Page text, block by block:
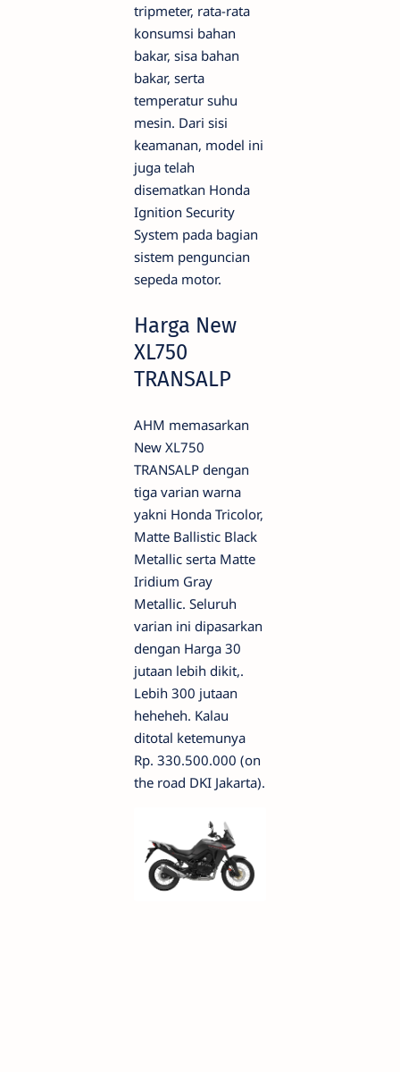
tripmeter, rata-rata
konsumsi bahan
bakar, sisa bahan
bakar, serta
temperatur suhu
mesin. Dari sisi
keamanan, model ini
juga telah
disematkan Honda
Ignition Security
System pada bagian
sistem penguncian
sepeda motor.
Harga New
XL750
TRANSALP
AHM memasarkan
New XL750
TRANSALP dengan
tiga varian warna
yakni Honda Tricolor,
Matte Ballistic Black
Metallic serta Matte
Iridium Gray
Metallic. Seluruh
varian ini dipasarkan
dengan Harga 30
jutaan lebih dikit,.
Lebih 300 jutaan
heheheh. Kalau
ditotal ketemunya
Rp. 330.500.000 (on
the road DKI Jakarta).